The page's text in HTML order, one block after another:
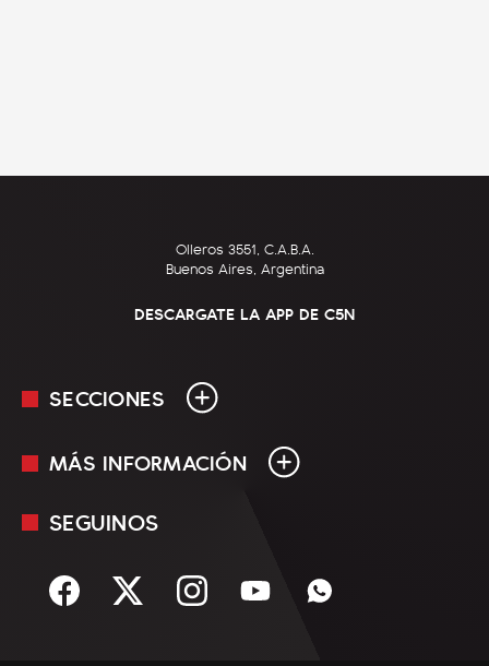
Olleros 3551, C.A.B.A.
Buenos Aires, Argentina
DESCARGATE LA APP DE C5N
SECCIONES
En Vivo
Sociedad
MÁS INFORMACIÓN
Mediakit
Términos y condiciones
SEGUINOS